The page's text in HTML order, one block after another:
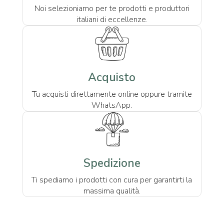
Noi selezioniamo per te prodotti e produttori
italiani di eccellenze.
Acquisto
Tu acquisti direttamente online oppure tramite
WhatsApp.
Spedizione
Ti spediamo i prodotti con cura per garantirti la
massima qualità.